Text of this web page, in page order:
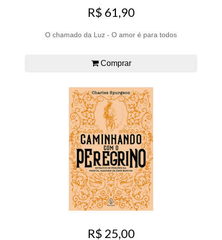
R$ 61,90
O chamado da Luz - O amor é para todos
Comprar
R$ 25,00